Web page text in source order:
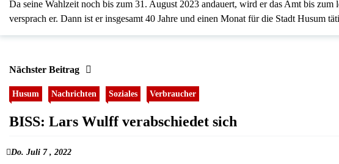
Da seine Wahlzeit noch bis zum 31. August 2023 andauert, wird er das Amt bis
versprach er. Dann ist er insgesamt 40 Jahre und einen Monat für die Stadt Husum
Nächster Beitrag
Husum Nachrichten Soziales Verbraucher
BISS: Lars Wulff verabschiedet sich
Do. Juli 7 , 2022